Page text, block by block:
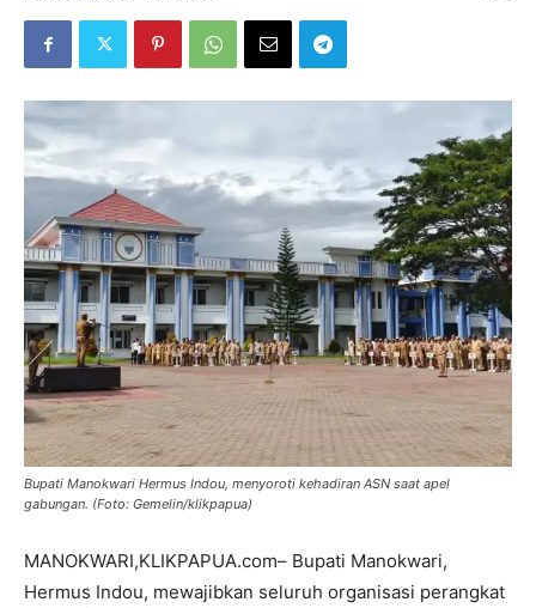
Bupati Manokwari Hermus Indou, menyoroti kehadiran ASN saat apel
gabungan. (Foto: Gemelin/klikpapua)
MANOKWARI,KLIKPAPUA.com– Bupati Manokwari,
Hermus Indou, mewajibkan seluruh organisasi perangkat